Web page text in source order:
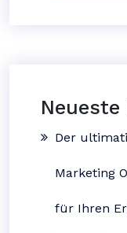
Neueste
Der
Marketing
für Ihren